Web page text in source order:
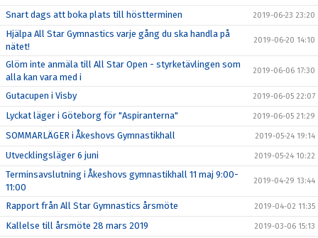
Snart dags att boka plats till höstterminen 2019-06-23 23:20
Hjälpa All Star Gymnastics varje gång du ska handla på
nätet!
2019-06-20 14:10
Glöm inte anmäla till All Star Open - styrketävlingen som
alla kan vara med i
2019-06-06 17:30
Gutacupen i Visby 2019-06-05 22:07
Lyckat läger i Göteborg för "Aspiranterna" 2019-06-05 21:29
SOMMARLÄGER i Åkeshovs Gymnastikhall 2019-05-24 19:14
Utvecklingsläger 6 juni 2019-05-24 10:22
Terminsavslutning i Åkeshovs gymnastikhall 11 maj 9:00-
11:00
2019-04-29 13:44
Rapport från All Star Gymnastics årsmöte 2019-04-02 11:35
Kallelse till årsmöte 28 mars 2019 2019-03-06 15:13